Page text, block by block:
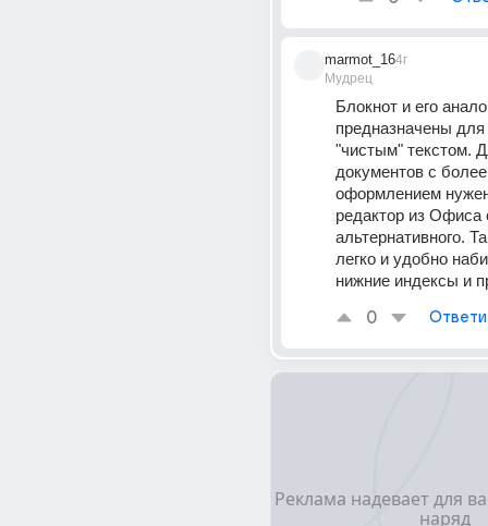
marmot_16
Мудрец
4г
Блокнот и его
предназначены
"чистым" текстом.
документов с
оформлением
редактор из Офиса
альтернативного.
легко и удобно
нижние индексы и
0